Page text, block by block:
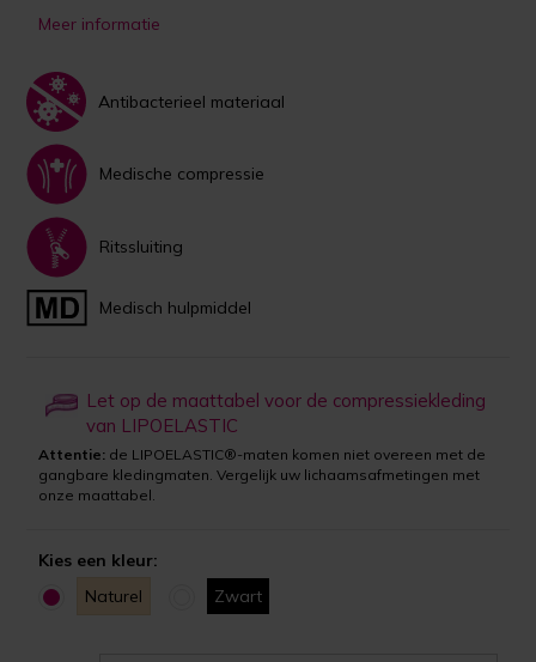
Meer informatie
Antibacterieel materiaal
Medische compressie
Ritssluiting
Medisch hulpmiddel
Let op de maattabel voor de compressiekleding
van LIPOELASTIC
Attentie: de LIPOELASTIC®-maten komen niet overeen met de
gangbare kledingmaten. Vergelijk uw lichaamsafmetingen met
onze maattabel.
Kies een kleur:
Naturel
Zwart